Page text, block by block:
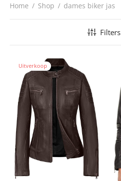
Home / Shop / dames biker jas
Filters
Uitverkoop